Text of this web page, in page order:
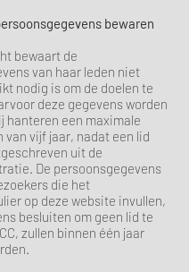
bewaren
bewaart de
van haar leden niet
nodig is om de doelen te
deze gegevens worden
hanteren een maximale
van vijf jaar, nadat een lid
uit de
De persoonsgegevens
die het
op deze website invullen,
besluiten om geen lid te
zullen binnen één jaar